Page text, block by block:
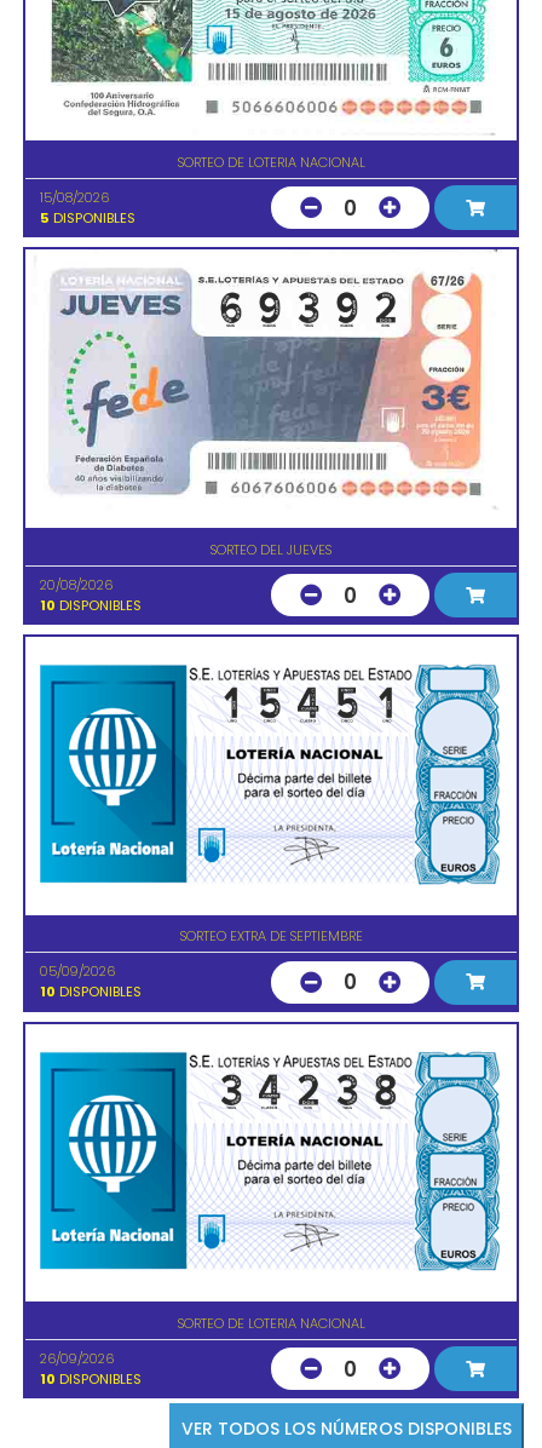
SORTEO DE LOTERIA NACIONAL
15/08/2026
5 DISPONIBLES 0
SORTEO DEL JUEVES
20/08/2026
10 DISPONIBLES 0
SORTEO EXTRA DE SEPTIEMBRE
05/09/2026
10 DISPONIBLES 0
SORTEO DE LOTERIA NACIONAL
26/09/2026
10 DISPONIBLES 0
VER TODOS LOS NÚMEROS DISPONIBLES